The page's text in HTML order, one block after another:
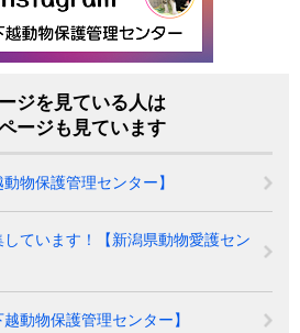
ジを見ている人は
ージも見ています
物保護管理センター】
ています！【新潟県動物愛護セン
動物保護管理センター】